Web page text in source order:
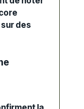
des